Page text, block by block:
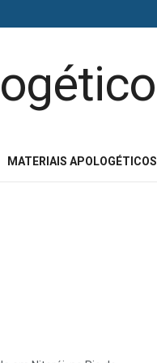
MATERIAIS APOLOGÉTICOS